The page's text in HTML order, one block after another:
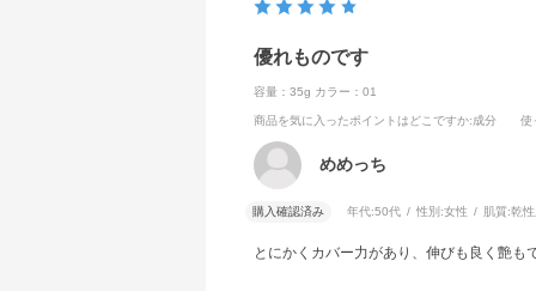
優れものです
容量：35g カラー：01
商品を気に入ったポイントはどこですか:成分 使
めめっち
購入確認済み 年代:50代 性別:女性 肌質:乾
とにかくカバー力があり、伸びも良く艶